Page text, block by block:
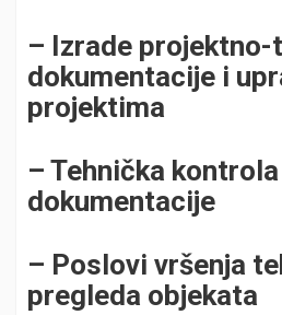
– Izrade projektno-
dokumentacije i
projektima
– Tehnička
dokumentacije
– Poslovi vršenja
pregleda objekata